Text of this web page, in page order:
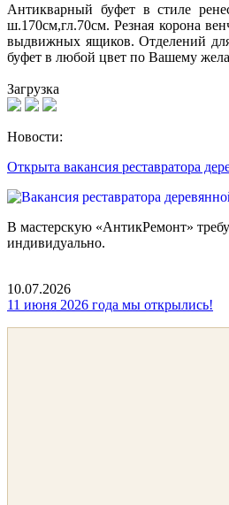
Антикварный буфет в стиле
ш.170см,гл.70см. Резная корона
выдвижных ящиков. Отделений для
буфет в любой цвет по Вашему
Загрузка
Новости:
Открыта вакансия реставратора
В мастерскую «АнтикРемонт»
индивидуально.
10.07.2026
11 июня 2026 года мы открылись!